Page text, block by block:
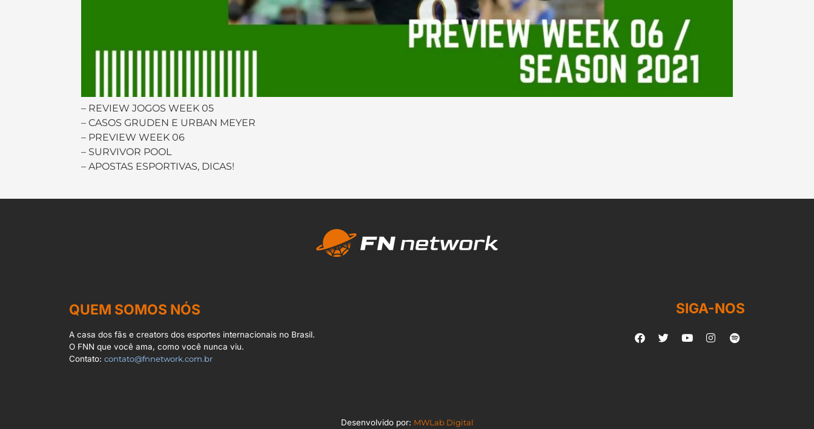
– REVIEW JOGOS WEEK 05
– CASOS GRUDEN E URBAN MEYER
– PREVIEW WEEK 06
– SURVIVOR POOL
– APOSTAS ESPORTIVAS, DICAS!
QUEM SOMOS NÓS
A casa dos fãs e creators dos esportes internacionais no Brasil.
O FNN que você ama, como você nunca viu.
Contato:contato@fnnetwork.com.br
SIGA-NOS
Desenvolvido por: MWLab Digital